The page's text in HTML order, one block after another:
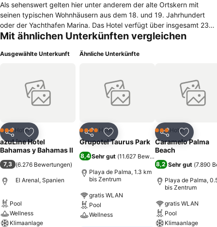
Als sehenswert gelten hier unter anderem der alte Ortskern mit
seinen typischen Wohnhäusern aus dem 18. und 19. Jahrhundert
oder der Yachthafen Marina. Das Hotel verfügt über insgesamt 239
Zimmer, welche sich auf sechs Stockwerke verteilen. Ausgestattet
einer Klimaanlage, einem Telefon sowie einem Safe. Von der
Geschäftsreisende stehen spezielle Zimmer mit weiteren
Annehmlichkeiten zur Verfügung. Den gastronomischen Bereich
bildet das Restaurant, in welchem verschiedene Gerichte in Buffet-
Bars erhältlich. Entspannen kann man sowohl auf der
Sonnenterrasse mit Pool als auch in der Sauna oder dem Jacuzzi.
Ein Kinderbecken ist ebenfalls vorhanden. Für Unterhaltung sorgt
weiterhin ein Animationsteam am Tag und am Abend. Die Rezeption
ist rund um die Uhr besetzt und bietet einen Fax- und Postservice.
Mit ähnlichen Unterkünften vergleichen
Ausgewählte Unterkunft
Teilen Zu Favoriten hinzufügen
3 SterneHotel
azuLine Hotel
Bahamas y Bahamas II
7,3 (6.276 Bewertungen)
El Arenal, Spanien
Pool
Wellness
Klimaanlage
Ähnliche Unterkünfte
Teilen Zu Favoriten hinzufügen
4 SterneHotel
Grupotel Taurus Park
8,4 Sehr gut (11.627 Bewertungen
Playa de Palma, 1.3 km
bis Zentrum
gratis WLAN
Pool
Wellness
Teilen Zu
3 SterneHotel
Caramelo Palma
Beach
8,2 Sehr gut (7.890
Playa de Palma,
bis Zentrum
gratis WLAN
Pool
Klimaanlage